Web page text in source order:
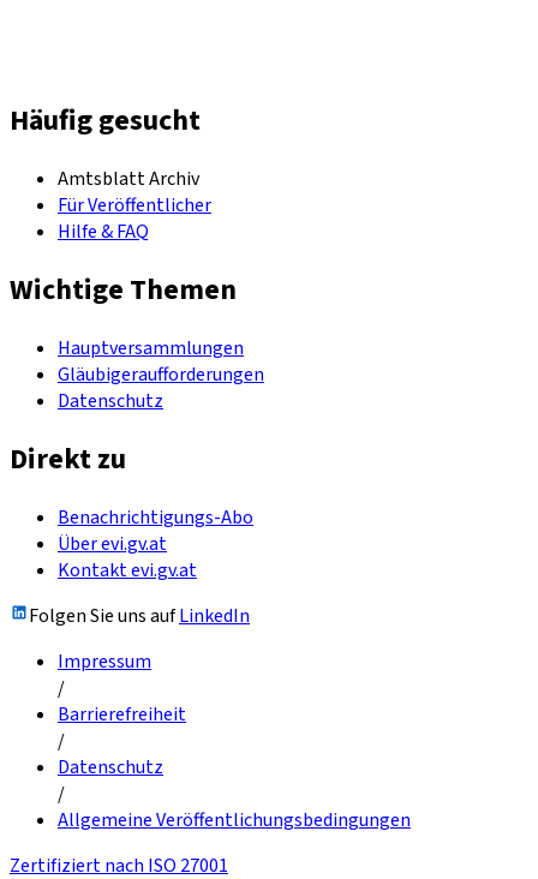
Häufig gesucht
Amtsblatt Archiv
Für Veröffentlicher
Hilfe & FAQ
Wichtige Themen
Hauptversammlungen
Gläubigeraufforderungen
Datenschutz
Direkt zu
Benachrichtigungs-Abo
Über evi.gv.at
Kontakt evi.gv.at
Folgen Sie uns aufLinkedIn
Impressum
/
Barrierefreiheit
/
Datenschutz
/
Allgemeine Veröffentlichungsbedingungen
Zertifiziert nach ISO 27001